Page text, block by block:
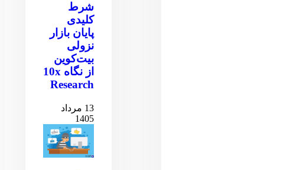
شرط
کلیدی
پایان بازار
نزولی
بیت‌کوین
از نگاه 10x
Research
13 مرداد
1405